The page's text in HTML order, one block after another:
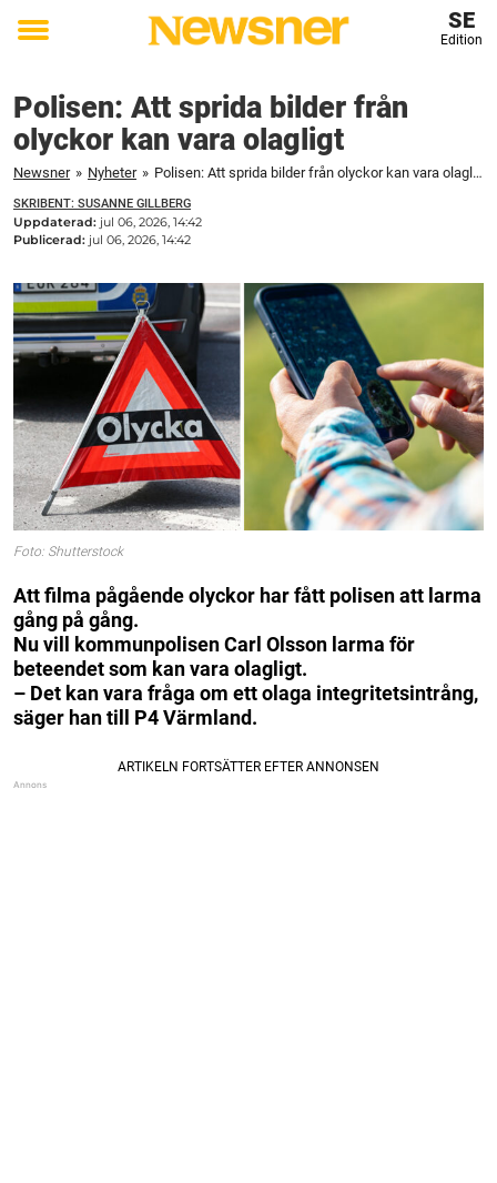
Toggle
SE
Edition
Polisen: Att sprida bilder från
olyckor kan vara olagligt
Newsner » Nyheter » Polisen: Att sprida bilder från olyckor kan vara olagligt
SKRIBENT: SUSANNE GILLBERG
Uppdaterad: jul 06, 2026, 14:42
Publicerad: jul 06, 2026, 14:42
Foto: Shutterstock
Att filma pågående olyckor har fått polisen att larma
gång på gång.
Nu vill kommunpolisen Carl Olsson larma för
beteendet som kan vara olagligt.
– Det kan vara fråga om ett olaga integritetsintrång,
säger han till P4 Värmland.